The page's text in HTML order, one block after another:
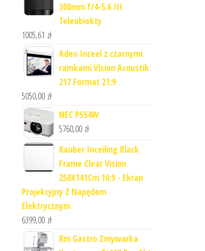
300mm f/4-5.6 III
Teleobiekty
1005,61 zł
Adeo Inceel z czarnymi
ramkami Vision Acoustik
217 Format 21:9
5050,00 zł
NEC P554W
5760,00 zł
Kauber Inceiling Black
Frame Clear Vision
250X141Cm 16:9 - Ekran
Projekcyjny Z Napędem
Elektrycznym
6399,00 zł
Rm Gastro Zmywarka